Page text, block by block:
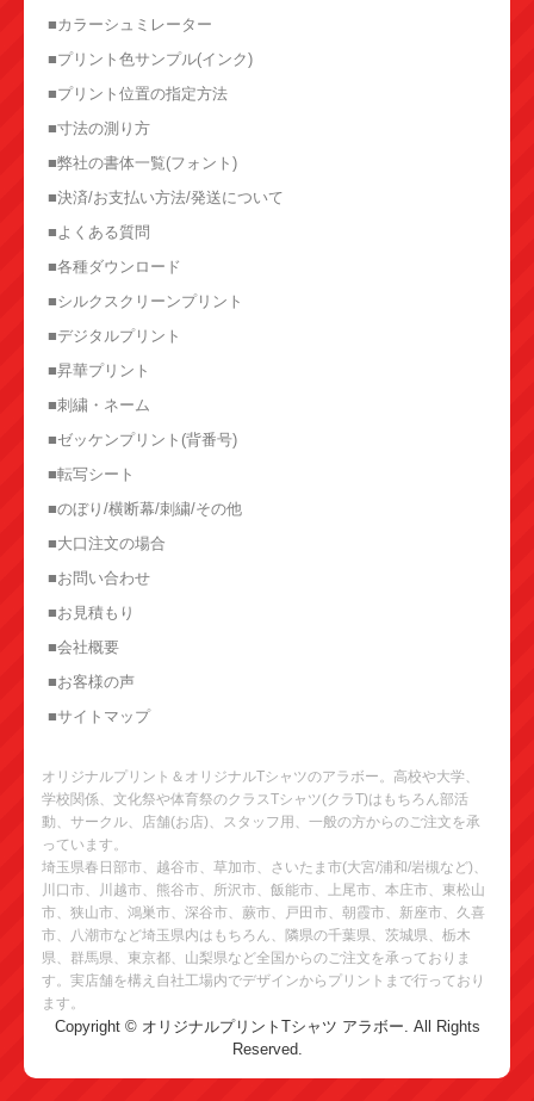
■カラーシュミレーター
■プリント色サンプル(インク)
■プリント位置の指定方法
■寸法の測り方
■弊社の書体一覧(フォント)
■決済/お支払い方法/発送について
■よくある質問
■各種ダウンロード
■シルクスクリーンプリント
■デジタルプリント
■昇華プリント
■刺繍・ネーム
■ゼッケンプリント(背番号)
■転写シート
■のぼり/横断幕/刺繍/その他
■大口注文の場合
■お問い合わせ
■お見積もり
■会社概要
■お客様の声
■サイトマップ
オリジナルプリント＆オリジナルTシャツのアラボー。高校や大学、
学校関係、文化祭や体育祭のクラスTシャツ(クラT)はもちろん部活
動、サークル、店舗(お店)、スタッフ用、一般の方からのご注文を承
っています。
埼玉県春日部市、越谷市、草加市、さいたま市(大宮/浦和/岩槻など)、
川口市、川越市、熊谷市、所沢市、飯能市、上尾市、本庄市、東松山
市、狭山市、鴻巣市、深谷市、蕨市、戸田市、朝霞市、新座市、久喜
市、八潮市など埼玉県内はもちろん、隣県の千葉県、茨城県、栃木
県、群馬県、東京都、山梨県など全国からのご注文を承っておりま
す。実店舗を構え自社工場内でデザインからプリントまで行っており
ます。
Copyright © オリジナルプリントTシャツ アラボー. All Rights
Reserved.